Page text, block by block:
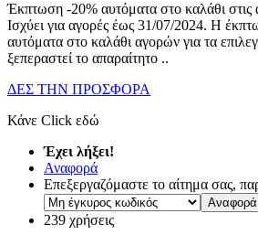
Έκπτωση -20% αυτόματα στο καλάθι
Ισχύει για αγορές έως 31/07/2024. Η
αυτόματα στο καλάθι αγορών για τα
ξεπεραστεί το απαραίτητο ..
ΔΕΣ ΤΗΝ ΠΡΟΣΦΟΡΑ
Κάνε Click εδώ
Έχει λήξει!
Αναφορά
Επεξεργαζόμαστε το αίτημα σας,
239 χρήσεις